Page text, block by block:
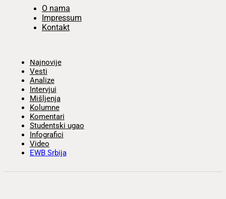
O nama
Impressum
Kontakt
Najnovije
Vesti
Analize
Intervjui
Mišljenja
Kolumne
Komentari
Studentski ugao
Infografici
Video
EWB Srbija